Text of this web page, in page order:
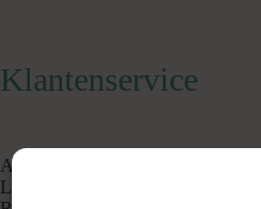
Klantenservice
Algemene Voorwaarden
Levertijd & Verzendkosten